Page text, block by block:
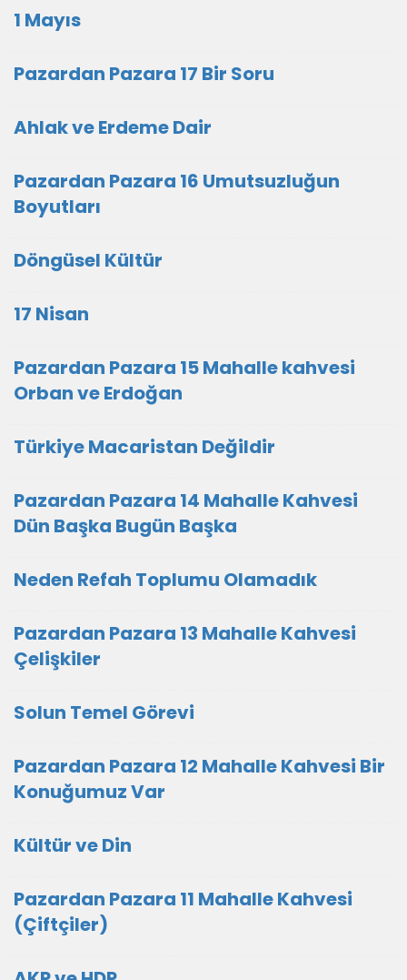
1 Mayıs
Pazardan Pazara 17 Bir Soru
Ahlak ve Erdeme Dair
Pazardan Pazara 16 Umutsuzluğun
Boyutları
Döngüsel Kültür
17 Nisan
Pazardan Pazara 15 Mahalle kahvesi
Orban ve Erdoğan
Türkiye Macaristan Değildir
Pazardan Pazara 14 Mahalle Kahvesi
Dün Başka Bugün Başka
Neden Refah Toplumu Olamadık
Pazardan Pazara 13 Mahalle Kahvesi
Çelişkiler
Solun Temel Görevi
Pazardan Pazara 12 Mahalle Kahvesi Bir
Konuğumuz Var
Kültür ve Din
Pazardan Pazara 11 Mahalle Kahvesi
(Çiftçiler)